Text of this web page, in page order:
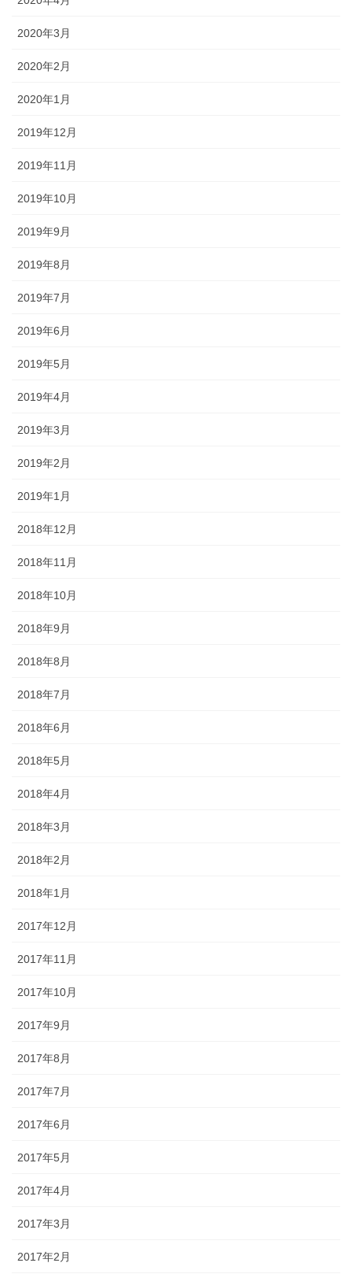
2020年3月
2020年2月
2020年1月
2019年12月
2019年11月
2019年10月
2019年9月
2019年8月
2019年7月
2019年6月
2019年5月
2019年4月
2019年3月
2019年2月
2019年1月
2018年12月
2018年11月
2018年10月
2018年9月
2018年8月
2018年7月
2018年6月
2018年5月
2018年4月
2018年3月
2018年2月
2018年1月
2017年12月
2017年11月
2017年10月
2017年9月
2017年8月
2017年7月
2017年6月
2017年5月
2017年4月
2017年3月
2017年2月